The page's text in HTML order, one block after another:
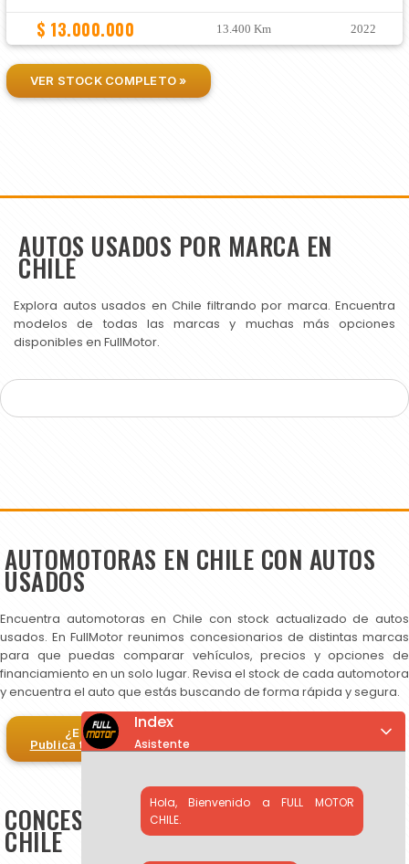
$ 13.000.000 13.400 Km 2022
VER STOCK COMPLETO »
AUTOS USADOS POR MARCA EN
CHILE
Explora autos usados en Chile filtrando por marca. Encuentra
modelos de todas las marcas y muchas más opciones
disponibles en FullMotor.
AUTOMOTORAS EN CHILE CON AUTOS
USADOS
Encuentra automotoras en Chile con stock actualizado de autos
usados. En FullMotor reunimos concesionarios de distintas marcas
para que puedas comparar vehículos, precios y opciones de
financiamiento en un solo lugar. Revisa el stock de cada automotora
y encuentra el auto que estás buscando de forma rápida y segura.
¿Eres automotora?
Publica tus autos en FullMotor
CONCESIONARIOS DE AUTOS USADOS EN
CHILE
Index
Asistente
Hola, Bienvenido a FULL MOTOR
CHILE.